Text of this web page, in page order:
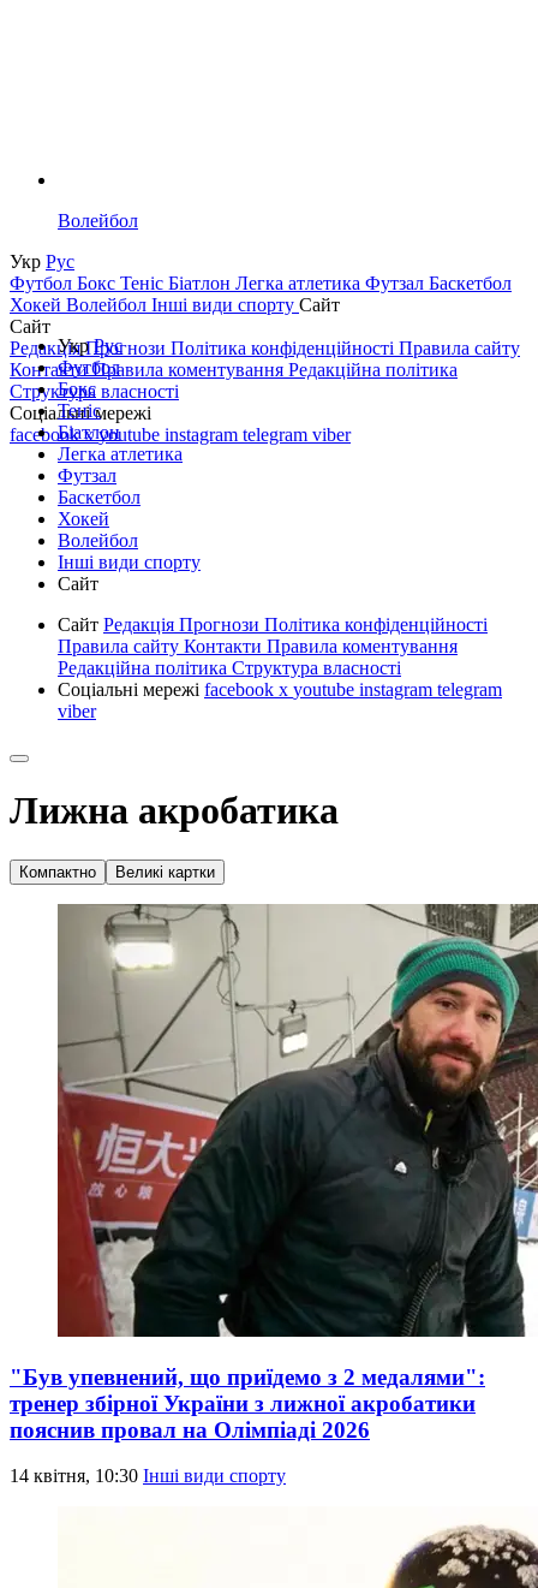
Волейбол
Укр Рус
Футбол Бокс Теніс Біатлон Легка атлетика Футзал Баскетбол
Хокей Волейбол Інші види спорту Сайт
Сайт
РедакціяПрогнози Політика конфіденційності Правила сайту
КонтактиПравила коментування Редакційна політика
Структура власності
Соціальні мережі
facebookxyoutube instagram telegram viber
УкрРус
Футбол
Бокс
Теніс
Біатлон
Легка атлетика
Футзал
Баскетбол
Хокей
Волейбол
Інші види спорту
Сайт
Сайт Редакція Прогнози Політика конфіденційності
Правила сайту Контакти Правила коментування
Редакційна політика Структура власності
Соціальні мережі facebook x youtube instagram telegram
viber
Лижна акробатика
Компактно Великі картки
"Був упевнений, що приїдемо з 2 медалями":
тренер збірної України з лижної акробатики
пояснив провал на Олімпіаді 2026
14 квітня, 10:30 Інші види спорту